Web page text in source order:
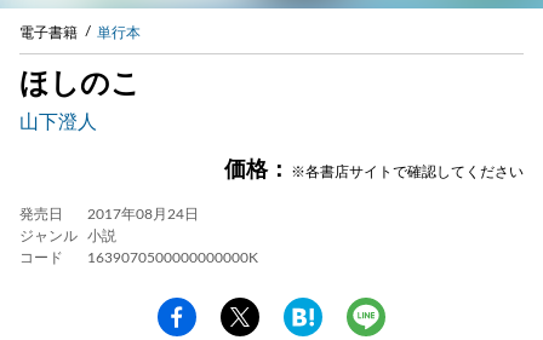
電子書籍 単行本
ほしのこ
山下澄人
価格： ※各書店サイトで確認してください
発売日
2017年08月24日
ジャンル
小説
コード
1639070500000000000K